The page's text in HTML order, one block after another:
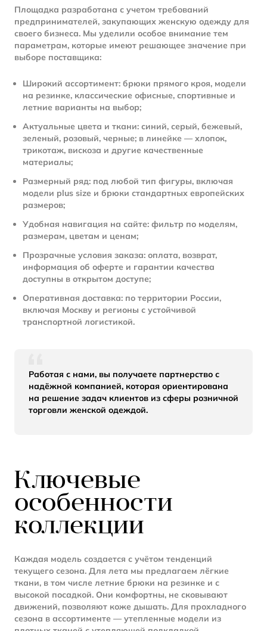
Площадка разработана с учетом требований
предпринимателей, закупающих женскую одежду для
своего бизнеса. Мы уделили особое внимание тем
параметрам, которые имеют решающее значение при
выборе поставщика:
Широкий ассортимент: брюки прямого кроя, модели
на резинке, классические офисные, спортивные и
летние варианты на выбор;
Актуальные цвета и ткани: синий, серый, бежевый,
зеленый, розовый, черные; в линейке — хлопок,
трикотаж, вискоза и другие качественные
материалы;
Размерный ряд: под любой тип фигуры, включая
модели plus size и брюки стандартных европейских
размеров;
Удобная навигация на сайте: фильтр по моделям,
размерам, цветам и ценам;
Прозрачные условия заказа: оплата, возврат,
информация об оферте и гарантии качества
доступны в открытом доступе;
Оперативная доставка: по территории России,
включая Москву и регионы с устойчивой
транспортной логистикой.
Работая с нами, вы получаете партнерство с
надёжной компанией, которая ориентирована
на решение задач клиентов из сферы розничной
торговли женской одеждой.
Ключевые
особенности
коллекции
Каждая модель создается с учётом тенденций
текущего сезона. Для лета мы предлагаем лёгкие
ткани, в том числе летние брюки на резинке и с
высокой посадкой. Они комфортны, не сковывают
движений, позволяют коже дышать. Для прохладного
сезона в ассортименте — утепленные модели из